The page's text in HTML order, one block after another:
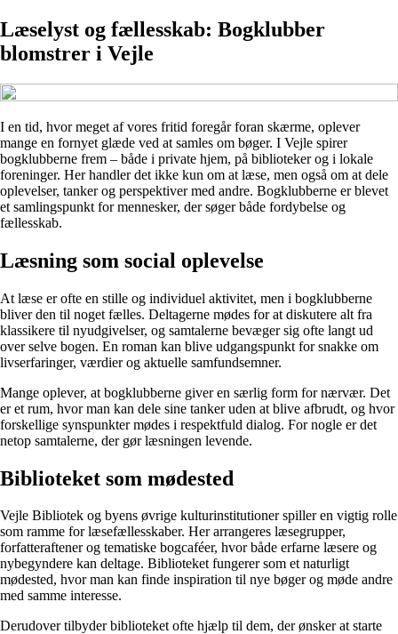
Læselyst og fællesskab: Bogklubber
blomstrer i Vejle
I en tid, hvor meget af vores fritid foregår foran skærme, oplever
mange en fornyet glæde ved at samles om bøger. I Vejle spirer
bogklubberne frem – både i private hjem, på biblioteker og i lokale
foreninger. Her handler det ikke kun om at læse, men også om at dele
oplevelser, tanker og perspektiver med andre. Bogklubberne er blevet
et samlingspunkt for mennesker, der søger både fordybelse og
fællesskab.
Læsning som social oplevelse
At læse er ofte en stille og individuel aktivitet, men i bogklubberne
bliver den til noget fælles. Deltagerne mødes for at diskutere alt fra
klassikere til nyudgivelser, og samtalerne bevæger sig ofte langt ud
over selve bogen. En roman kan blive udgangspunkt for snakke om
livserfaringer, værdier og aktuelle samfundsemner.
Mange oplever, at bogklubberne giver en særlig form for nærvær. Det
er et rum, hvor man kan dele sine tanker uden at blive afbrudt, og hvor
forskellige synspunkter mødes i respektfuld dialog. For nogle er det
netop samtalerne, der gør læsningen levende.
Biblioteket som mødested
Vejle Bibliotek og byens øvrige kulturinstitutioner spiller en vigtig rolle
som ramme for læsefællesskaber. Her arrangeres læsegrupper,
forfatteraftener og tematiske bogcaféer, hvor både erfarne læsere og
nybegyndere kan deltage. Biblioteket fungerer som et naturligt
mødested, hvor man kan finde inspiration til nye bøger og møde andre
med samme interesse.
Derudover tilbyder biblioteket ofte hjælp til dem, der ønsker at starte